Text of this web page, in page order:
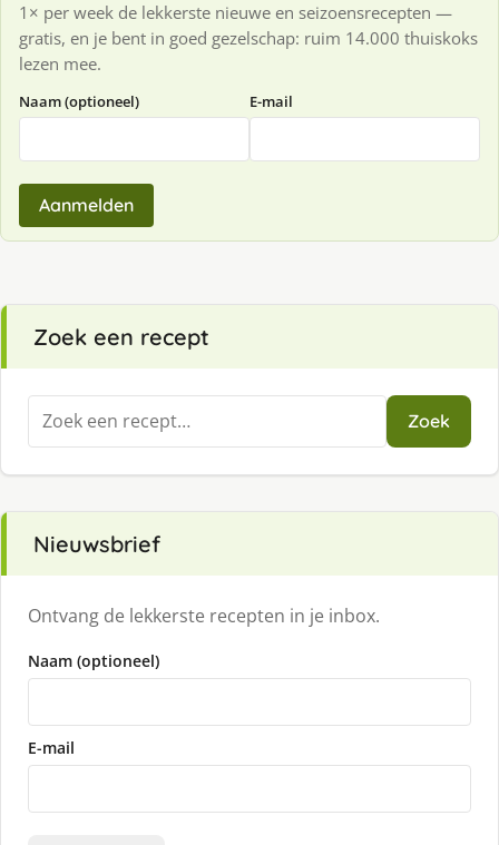
1× per week de lekkerste nieuwe en seizoensrecepten —
gratis, en je bent in goed gezelschap: ruim 14.000 thuiskoks
lezen mee.
Naam (optioneel) E-mail
Aanmelden
Zoek een recept
Zoeken
naar:
Zoek
Nieuwsbrief
Ontvang de lekkerste recepten in je inbox.
Naam (optioneel)
E-mail